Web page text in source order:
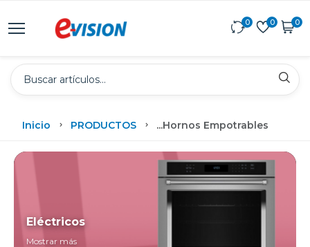
0 0 0
Inicio PRODUCTOS ...Hornos Empotrables
Eléctricos
Mostrar más